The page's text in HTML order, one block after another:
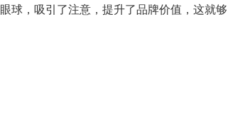
，吸引了注意，提升了品牌价值，这就够